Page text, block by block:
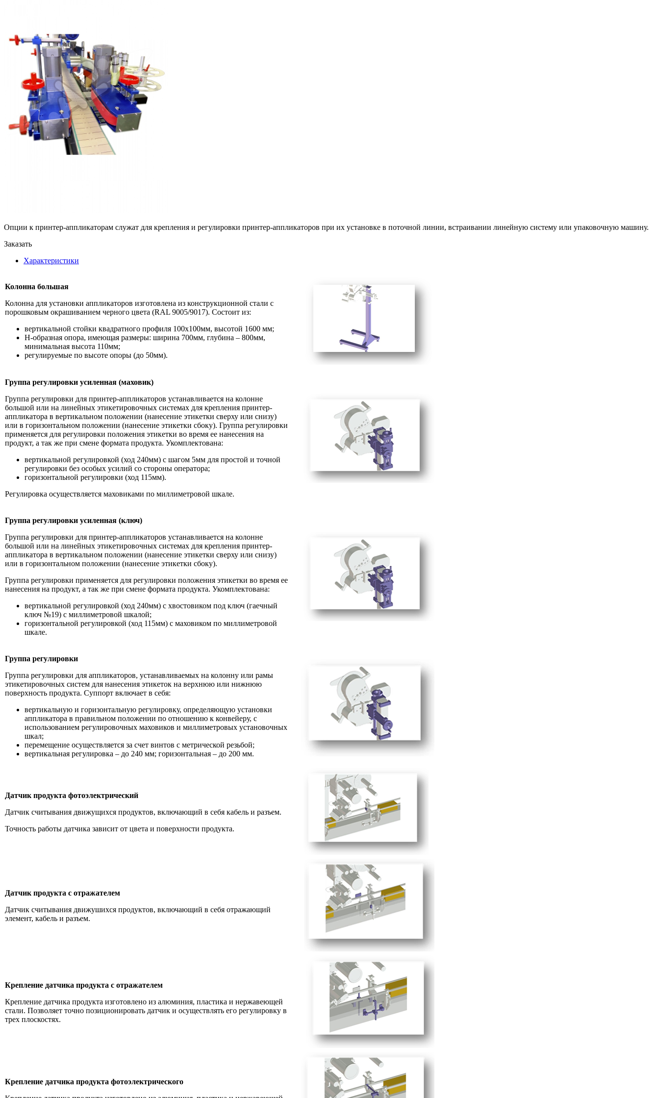
Опции к принтер-аппликаторам служат для крепления и регулировки принтер-аппликаторов при их установке в поточной линии, встраивании линейную систему или упаковочную машину.
Заказать
Характеристики
Колонна большая
Колонна для установки аппликаторов изготовлена из конструкционной стали с
порошковым окрашиванием черного цвета (RAL 9005/9017). Состоит из:
вертикальной стойки квадратного профиля 100х100мм, высотой 1600 мм;
Н-образная опора, имеющая размеры: ширина 700мм, глубина – 800мм,
минимальная высота 110мм;
регулируемые по высоте опоры (до 50мм).
Группа регулировки усиленная (маховик)
Группа регулировки для принтер-аппликаторов устанавливается на колонне
большой или на линейных этикетировочных системах для крепления принтер-
аппликатора в вертикальном положении (нанесение этикетки сверху или снизу)
или в горизонтальном положении (нанесение этикетки сбоку). Группа регулировки
применяется для регулировки положения этикетки во время ее нанесения на
продукт, а так же при смене формата продукта. Укомплектована:
вертикальной регулировкой (ход 240мм) с шагом 5мм для простой и точной
регулировки без особых усилий со стороны оператора;
горизонтальной регулировки (ход 115мм).
Регулировка осуществляется маховиками по миллиметровой шкале.
Группа регулировки усиленная (ключ)
Группа регулировки для принтер-аппликаторов устанавливается на колонне
большой или на линейных этикетировочных системах для крепления принтер-
аппликатора в вертикальном положении (нанесение этикетки сверху или снизу)
или в горизонтальном положении (нанесение этикетки сбоку).
Группа регулировки применяется для регулировки положения этикетки во время ее
нанесения на продукт, а так же при смене формата продукта. Укомплектована:
вертикальной регулировкой (ход 240мм) с хвостовиком под ключ (гаечный
ключ №19) с миллиметровой шкалой;
горизонтальной регулировкой (ход 115мм) с маховиком по миллиметровой
шкале.
Группа регулировки
Группа регулировки для аппликаторов, устанавливаемых на колонну или рамы
этикетировочных систем для нанесения этикеток на верхнюю или нижнюю
поверхность продукта. Суппорт включает в себя:
вертикальную и горизонтальную регулировку, определяющую установки
аппликатора в правильном положении по отношению к конвейеру, с
использованием регулировочных маховиков и миллиметровых установочных
шкал;
перемещение осуществляется за счет винтов с метрической резьбой;
вертикальная регулировка – до 240 мм; горизонтальная – до 200 мм.
Датчик продукта фотоэлектрический
Датчик считывания движущихся продуктов, включающий в себя кабель и разъем.
Точность работы датчика зависит от цвета и поверхности продукта.
Датчик продукта с отражателем
Датчик считывания движушихся продуктов, включающий в себя отражающий
элемент, кабель и разъем.
Крепление датчика продукта с отражателем
Крепление датчика продукта изготовлено из алюминия, пластика и нержавеющей
стали. Позволяет точно позиционировать датчик и осуществлять его регулировку в
трех плоскостях.
Крепление датчика продукта фотоэлектрического